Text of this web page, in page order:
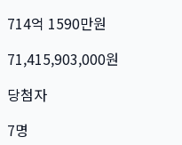
714억 1590만원
71,415,903,000원
당첨자
7명